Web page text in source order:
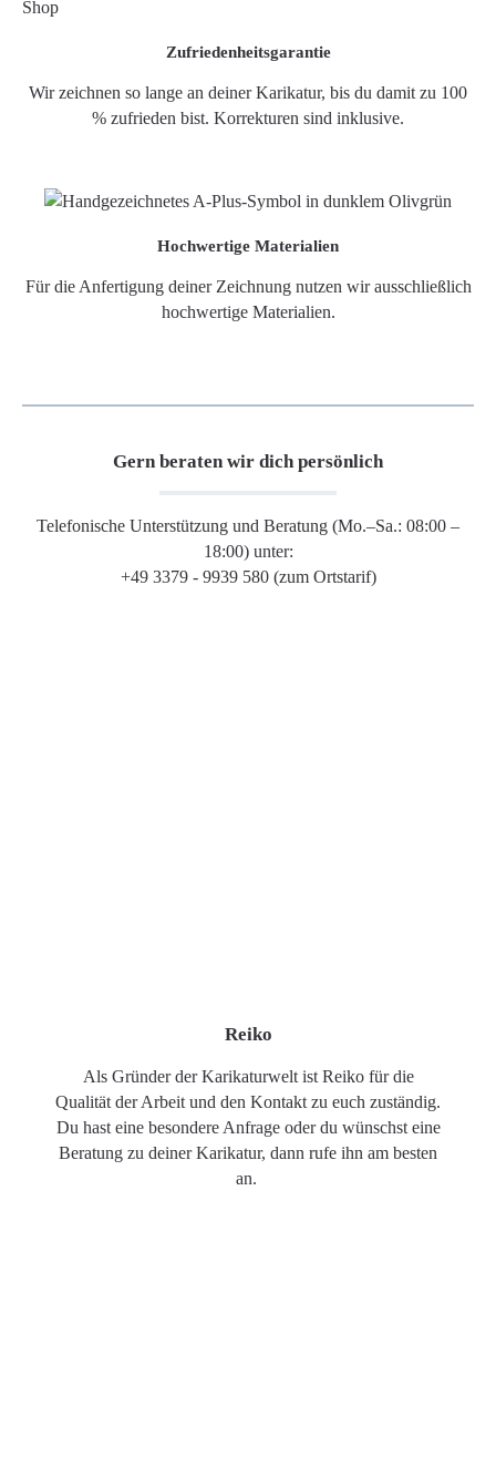
Zufriedenheitsgarantie
Wir zeichnen so lange an deiner Karikatur, bis du damit zu 100
% zufrieden bist. Korrekturen sind inklusive.
Hochwertige Materialien
Für die Anfertigung deiner Zeichnung nutzen wir ausschließlich
hochwertige Materialien.
Gern beraten wir dich persönlich
Telefonische Unterstützung und Beratung (Mo.–Sa.: 08:00 –
18:00) unter:
+49 3379 - 9939 580 (zum Ortstarif)
Reiko
Als Gründer der Karikaturwelt ist Reiko für die
Qualität der Arbeit und den Kontakt zu euch zuständig.
Du hast eine besondere Anfrage oder du wünschst eine
Beratung zu deiner Karikatur, dann rufe ihn am besten
an.